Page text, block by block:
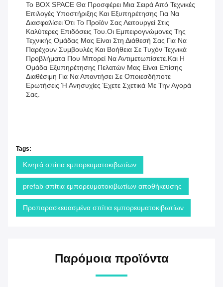
Το BOX SPACE Θα Προσφέρει Μια Σειρά Από Τεχνικές
Επιλογές Υποστήριξης Και Εξυπηρέτησης Για Να
Διασφαλίσει Ότι Το Προϊόν Σας Λειτουργεί Στις
Καλύτερες Επιδόσεις Του.Οι Εμπειρογνώμονες Της
Τεχνικής Ομάδας Μας Είναι Στη Διάθεσή Σας Για Να
Παρέχουν Συμβουλές Και Βοήθεια Σε Τυχόν Τεχνικά
Προβλήματα Που Μπορεί Να Αντιμετωπίσετε.Και Η
Ομάδα Εξυπηρέτησης Πελατών Μας Είναι Επίσης
Διαθέσιμη Για Να Απαντήσει Σε Οποιεσδήποτε
Ερωτήσεις Ή Ανησυχίες Έχετε Σχετικά Με Την Αγορά
Σας.
Tags:
Κινητά σπίτια εμπορευματοκιβωτίων
prefab σπίτια εμπορευματοκιβωτίων αποθήκευσης
Προπαρασκευασμένα σπίτια εμπορευματοκιβωτίων
Παρόμοια προϊόντα